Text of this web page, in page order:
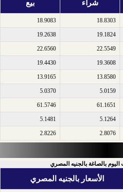
شراء بيع
18.8303
18.9083
19.1824
19.2638
22.5549
22.6560
19.3608
19.4430
13.8580
13.9165
5.0159
5.0370
61.1651
61.5746
5.1264
5.1481
2.8076
2.8226
بالصاغة بالجنيه المصري
الأسعار بالجنيه المصري